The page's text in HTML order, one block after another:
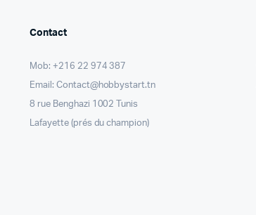
Contact
Mob: +216 22 974 387
Email: Contact@hobbystart.tn
8 rue Benghazi 1002 Tunis
Lafayette (prés du champion)